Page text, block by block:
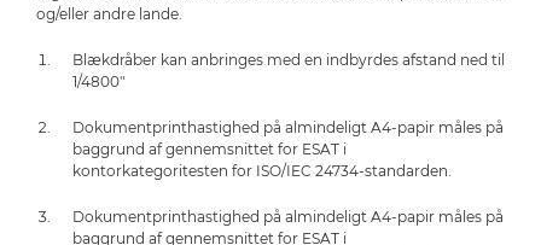
og/eller andre lande.
Blækdråber kan anbringes med en indbyrdes afstand ned til
1/4800"
Dokumentprinthastighed på almindeligt A4-papir måles på
baggrund af gennemsnittet for ESAT i
kontorkategoritesten for ISO/IEC 24734-standarden.
Dokumentprinthastighed på almindeligt A4-papir måles på
baggrund af gennemsnittet for ESAT i